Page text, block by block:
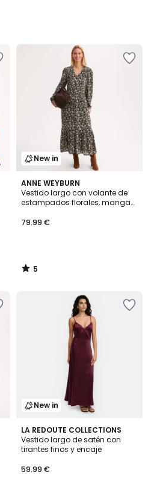
New in
ANNE WEYBURN
Vestido largo con volante de
estampados florales, manga
79.99 €
5
/
5
5
/
New in
LA REDOUTE COLLECTIONS
Vestido largo de satén con
tirantes finos y encaje
59.99 €
2
Colores